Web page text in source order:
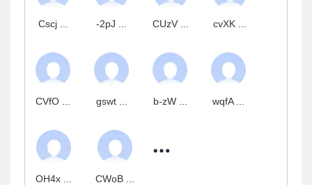
Cscj ... -2pJ ... CUzV ... cvXK ...
CVfO ... gswt ... b-zW ... wqfA ...
OH4x ... CWoB ...